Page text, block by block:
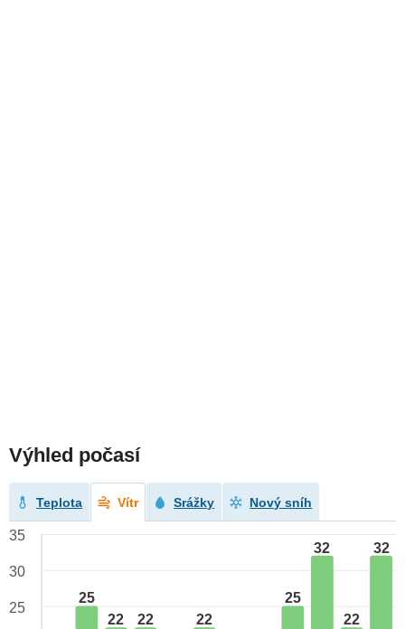
Výhled počasí
Teplota Vítr Srážky Nový sníh
25
22
22
22
25
32
22
32
35
30
25